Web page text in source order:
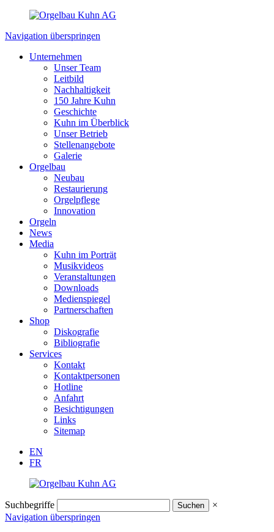
Navigation überspringen
Unternehmen
Unser Team
Leitbild
Nachhaltigkeit
150 Jahre Kuhn
Geschichte
Kuhn im Überblick
Unser Betrieb
Stellenangebote
Galerie
Orgelbau
Neubau
Restaurierung
Orgelpflege
Innovation
Orgeln
News
Media
Kuhn im Porträt
Musikvideos
Veranstaltungen
Downloads
Medienspiegel
Partnerschaften
Shop
Diskografie
Bibliografie
Services
Kontakt
Kontaktpersonen
Hotline
Anfahrt
Besichtigungen
Links
Sitemap
EN
FR
Suchbegriffe
×
Navigation überspringen